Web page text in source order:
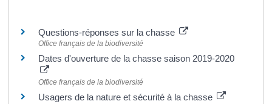
Questions-réponses sur la chasse
Office français de la biodiversité
Dates d'ouverture de la chasse saison 2019-2020
Office français de la biodiversité
Usagers de la nature et sécurité à la chasse